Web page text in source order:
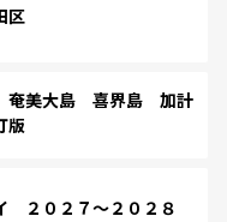
区
美大島 喜界島 加計
版
２０２７～２０２８